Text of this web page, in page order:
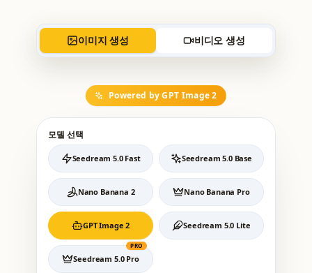
이미지 생성 비디오 생성
Powered by GPT Image 2
모델 선택
Seedream 5.0 Fast Seedream 5.0 Base
Nano Banana 2 Nano Banana Pro
GPT Image 2 Seedream 5.0 Lite
Seedream 5.0 Pro
PRO